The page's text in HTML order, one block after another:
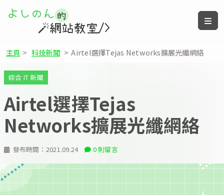
主頁 > 科技新聞 > Airtel選擇Tejas Networks擴展光纖網絡
發布時間： 2021.09.24 0 則留言
綜合 IT 新聞
Airtel選擇Tejas
Networks擴展光纖網絡